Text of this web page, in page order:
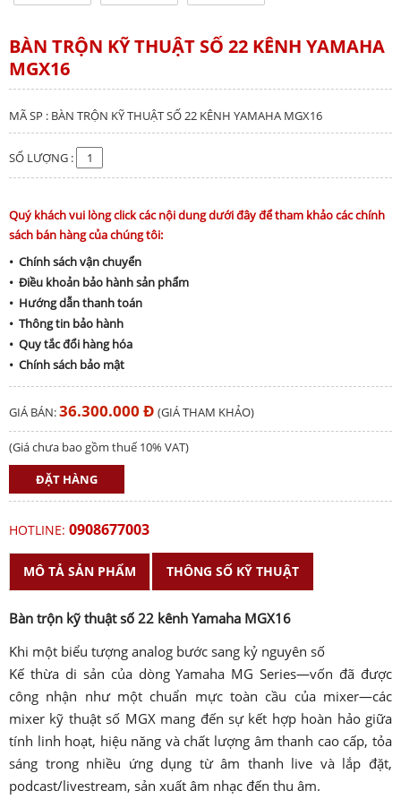
BÀN TRỘN KỸ THUẬT SỐ 22 KÊNH YAMAHA
MGX16
MÃ SP : BÀN TRỘN KỸ THUẬT SỐ 22 KÊNH YAMAHA MGX16
SỐ LƯỢNG :
Quý khách vui lòng click các nội dung dưới đây để tham khảo các chính
sách bán hàng của chúng tôi:
• Chính sách vận chuyển
• Điều khoản bảo hành sản phẩm
• Hướng dẫn thanh toán
• Thông tin bảo hành
• Quy tắc đổi hàng hóa
• Chính sách bảo mật
GIÁ BÁN:36.300.000 Đ (GIÁ THAM KHẢO)
(Giá chưa bao gồm thuế 10% VAT)
ĐẶT HÀNG
HOTLINE: 0908677003
MÔ TẢ SẢN PHẨM THÔNG SỐ KỸ THUẬT
Bàn trộn kỹ thuật số 22 kênh Yamaha MGX16
Khi một biểu tượng analog bước sang kỷ nguyên số
Kế thừa di sản của dòng Yamaha MG Series—vốn đã được
công nhận như một chuẩn mực toàn cầu của mixer—các
mixer kỹ thuật số MGX mang đến sự kết hợp hoàn hảo giữa
tính linh hoạt, hiệu năng và chất lượng âm thanh cao cấp, tỏa
sáng trong nhiều ứng dụng từ âm thanh live và lắp đặt,
podcast/livestream, sản xuất âm nhạc đến thu âm.